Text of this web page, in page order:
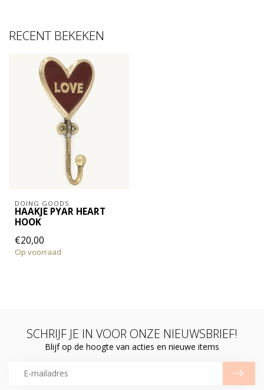
RECENT BEKEKEN
DOING GOODS
HAAKJE PYAR HEART
HOOK
€20,00
Op voorraad
SCHRIJF JE IN VOOR ONZE NIEUWSBRIEF!
Blijf op de hoogte van acties en nieuwe items